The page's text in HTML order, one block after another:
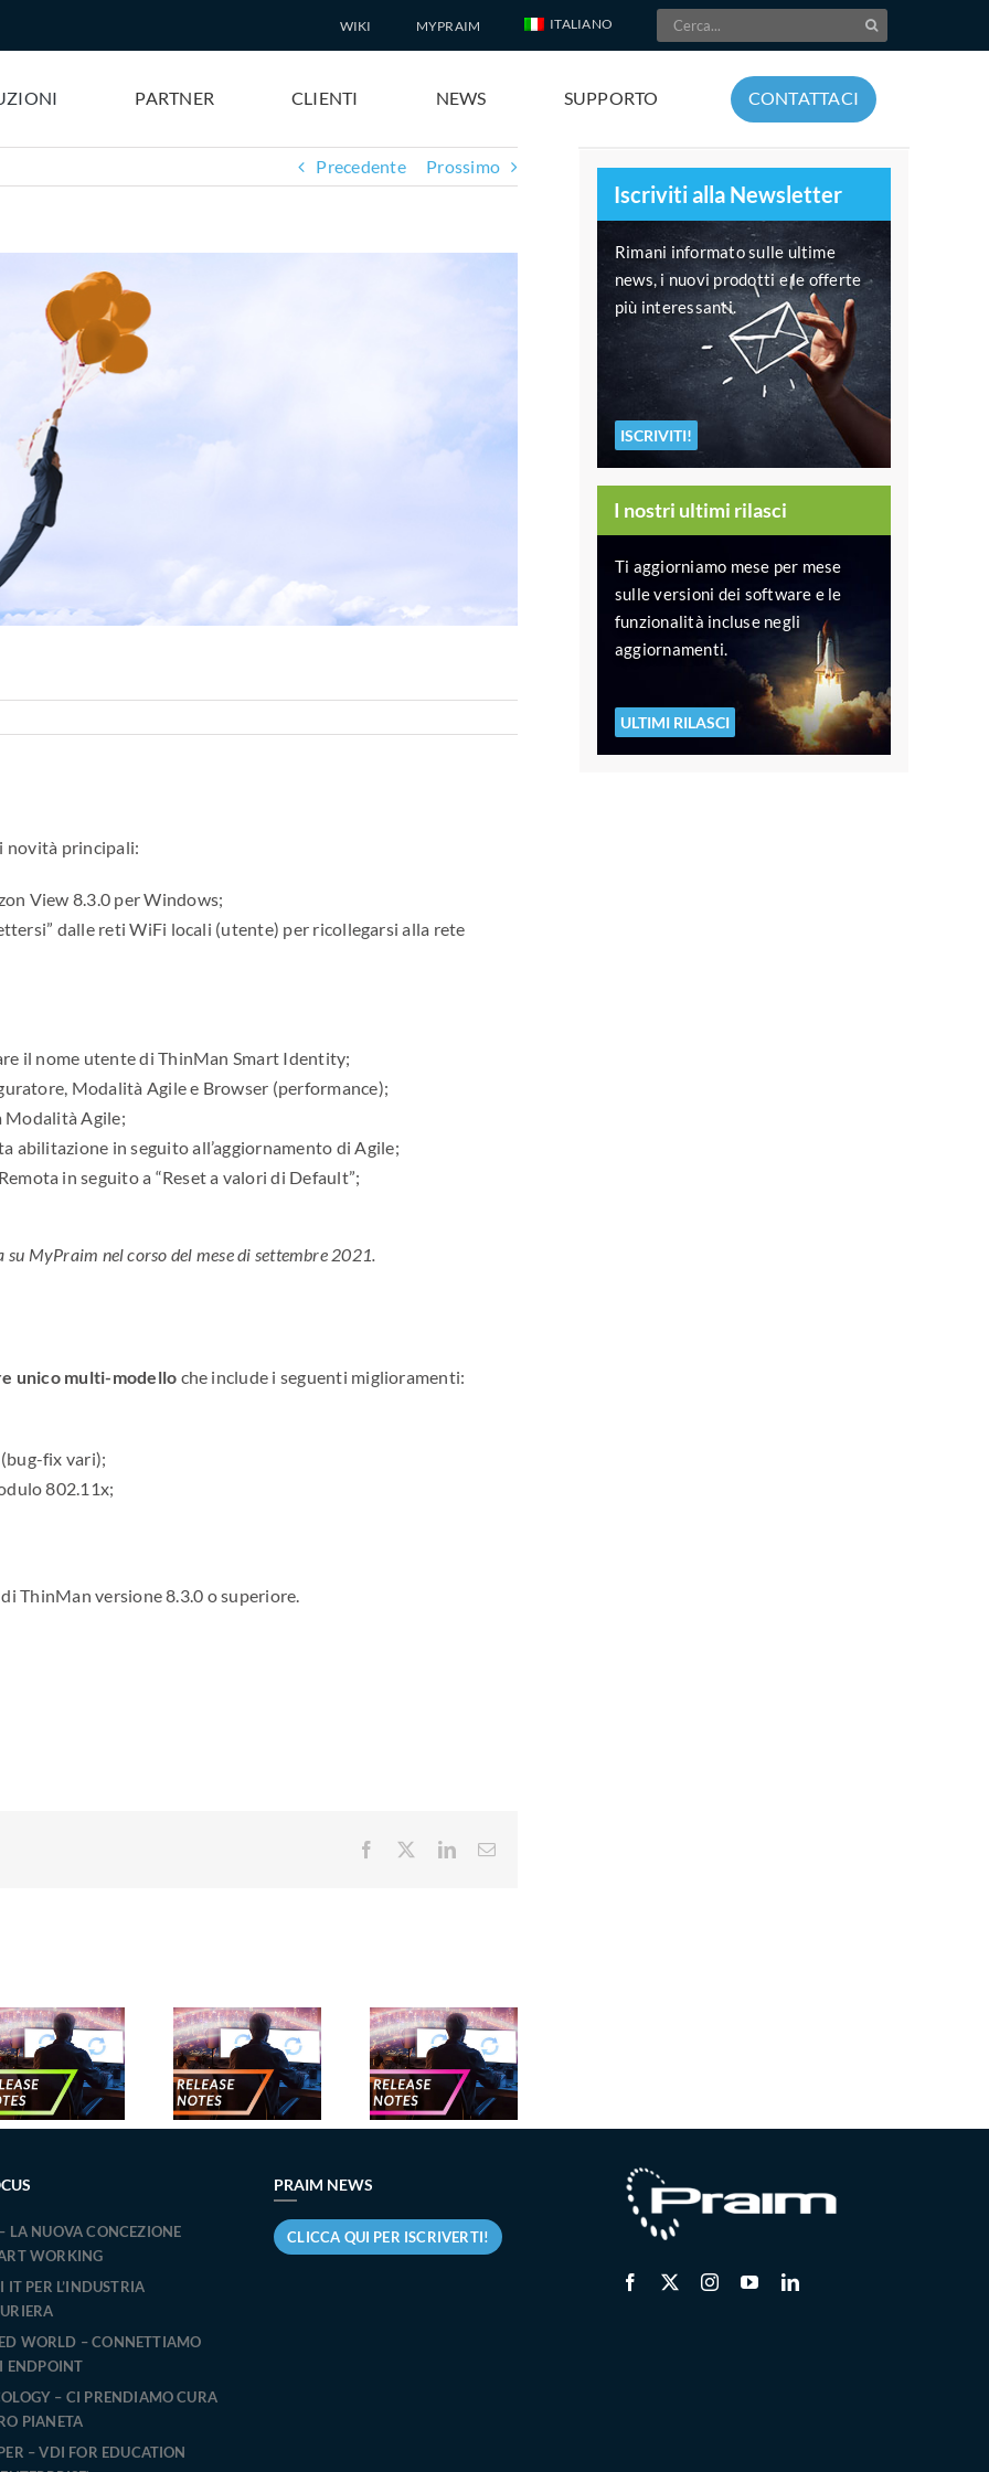
WIKI MYPRAIM ITALIANO
Cerca
per:
PARTNER CLIENTI NEWS SUPPORTO CONTATTACI
Precedente Prossimo
novità principali:
View 8.3.0 per Windows;
dalle reti WiFi locali (utente) per ricollegarsi alla rete
il nome utente di ThinMan Smart Identity;
Modalità Agile e Browser (performance);
Modalità Agile;
in seguito all’aggiornamento di Agile;
in seguito a “Reset a valori di Default”;
MyPraim nel corso del mese di settembre 2021.
unico multi-modello che include i seguenti miglioramenti:
fix vari);
802.11x;
ThinMan versione 8.3.0 o superiore.
Facebook LinkedInEmail
Nuove
release –
Ottobre
2024
Nuove
release –
Settembre
2024
Nuove
release –
Marzo 2025
2025
2024
Iscriviti alla Newsletter
Rimani informato sulle ultime
news, i nuovi prodotti e le offerte
più interessanti.
ISCRIVITI!
I nostri ultimi rilasci
Ti aggiorniamo mese per mese
sulle versioni dei software e le
funzionalità incluse negli
aggiornamenti.
ULTIMI RILASCI
LA NUOVA CONCEZIONE
WORKING
IT PER L’INDUSTRIA
WORLD – CONNETTIAMO
ENDPOINT
– CI PRENDIAMO CURA
PIANETA
– VDI FOR EDUCATION
PRAIM NEWS
CLICCA QUI PER ISCRIVERTI!